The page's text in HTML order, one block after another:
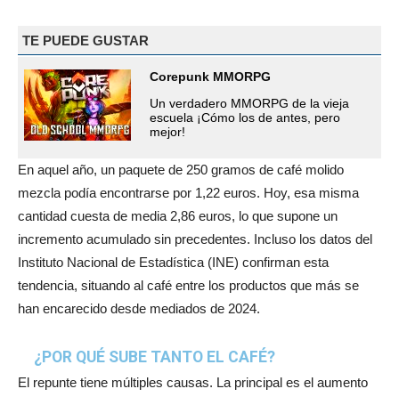
TE PUEDE GUSTAR
Corepunk MMORPG
Un verdadero MMORPG de la vieja
escuela ¡Cómo los de antes, pero
mejor!
En aquel año, un paquete de 250 gramos de café molido
mezcla podía encontrarse por 1,22 euros. Hoy, esa misma
cantidad cuesta de media 2,86 euros, lo que supone un
incremento acumulado sin precedentes. Incluso los datos del
Instituto Nacional de Estadística (INE) confirman esta
tendencia, situando al café entre los productos que más se
han encarecido desde mediados de 2024.
¿POR QUÉ SUBE TANTO EL CAFÉ?
El repunte tiene múltiples causas. La principal es el aumento